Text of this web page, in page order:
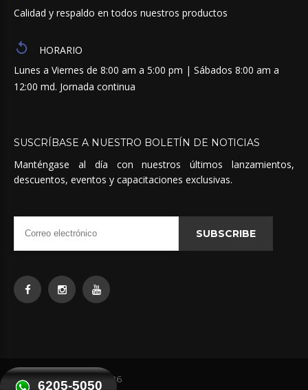
6205-5050
Calidad y respaldo en todos nuestros productos
HORARIO
Lunes a Viernes de 8:00 am a 5:00 pm | Sábados 8:00 am a
12:00 md. Jornada continua
SUSCRÍBASE A NUESTRO BOLETÍN DE NOTICIAS
Manténgase al día con nuestros últimos lanzamientos,
descuentos, eventos y capacitaciones exclusivas.
SUBSCRIBE
Quimicas Unidas © 2026